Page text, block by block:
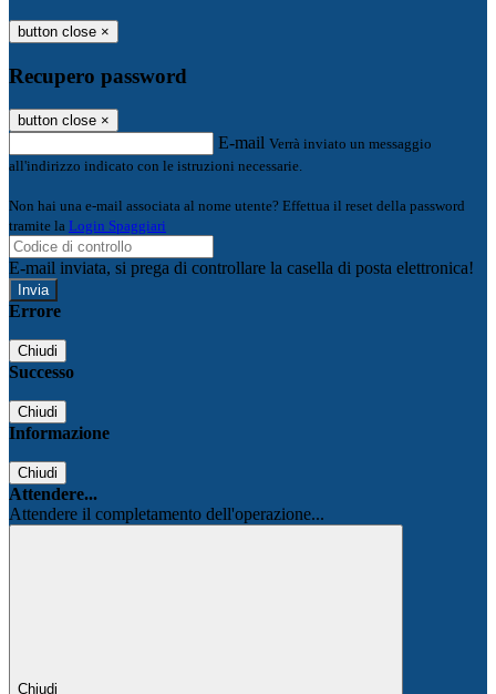
button close ×
Recupero password
button close ×
E-mail Verrà inviato un messaggio
all'indirizzo indicato con le istruzioni necessarie.
Non hai una e-mail associata al nome utente? Effettua il reset della password
tramite la Login Spaggiari
E-mail inviata, si prega di controllare la casella di posta elettronica!
Errore
Chiudi
Successo
Chiudi
Informazione
Chiudi
Attendere...
Attendere il completamento dell'operazione...
Chiudi